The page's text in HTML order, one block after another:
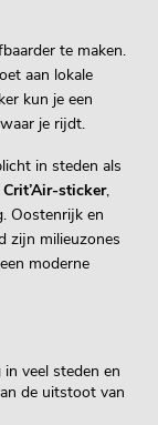
te maken.
aan lokale
kun je een
je rijdt.
in steden als
Crit’Air-sticker,
Oostenrijk en
zijn milieuzones
moderne
veel steden en
de uitstoot van